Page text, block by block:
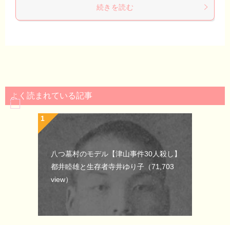
続きを読む
よく読まれている記事
八つ墓村のモデル【津山事件30人殺し】
都井睦雄と生存者寺井ゆり子 （71,703
view）